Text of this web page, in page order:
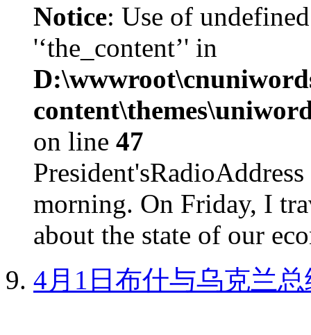
Notice: Use of
'‘the_content’' in
on line 47
morning. On Friday, I
about the state of our
4月1日布什与乌克兰